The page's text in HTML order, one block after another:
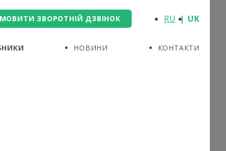
ЗВОРОТНІЙ ДЗВІНОК RU UK
НОВИНИ КОНТАКТИ